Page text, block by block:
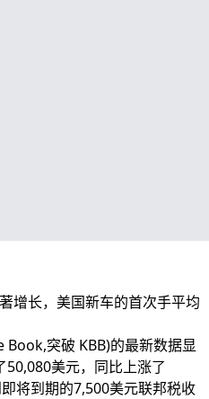
增长，美国新车的首次手平均
突破 KBB)的最新数据显
美元，同比上涨了
将到期的7,500美元联邦税收